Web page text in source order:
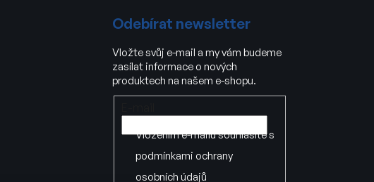
Odebírat newsletter
Vložte svůj e-mail a my vám budeme
zasílat informace o nových
produktech na našem e-shopu.
Vložením e-mailu souhlasíte s
podmínkami ochrany
osobních údajů